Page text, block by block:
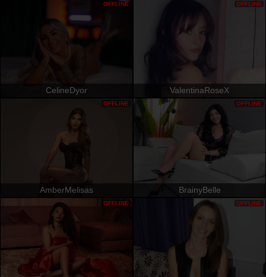
CelineDyor
OFFLINE
ValentinaRoseX
OFFLINE
AmberMelisas
OFFLINE
BrainyBelle
OFFLINE
OFFLINE OFFLINE